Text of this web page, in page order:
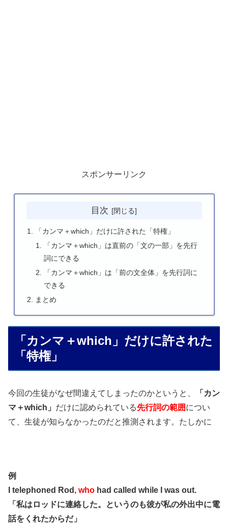
スポンサーリンク
目次
「カンマ＋which」だけに許された「特権」
「カンマ＋which」は直前の「文の一部」を先行
詞にできる
「カンマ＋which」は「前の文全体」を先行詞に
できる
まとめ
「カンマ＋which」だけに許された
「特権」
今回の生徒がなぜ間違えてしまったのかというと、
「カン
マ＋which」 だけに認められている先行詞の範囲につい
て、生徒が知らなかったのだと推測されます。たしかに
例
I telephoned Rod , who had called while I was out.
「私はロッドに連絡した。というのも彼が私の外出中に電
話をくれたからだ」